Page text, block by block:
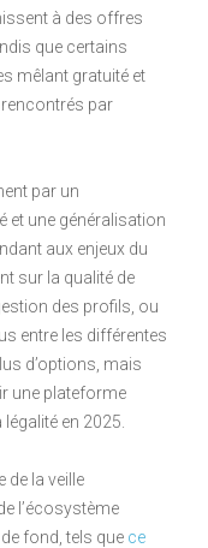
à des offres
que certains
mêlant gratuité et
rencontrés par
par un
et une généralisation
aux enjeux du
sur la qualité de
des profils, ou
entre les différentes
d’options, mais
une plateforme
en 2025.
de la veille
l’écosystème
fond, tels que ce